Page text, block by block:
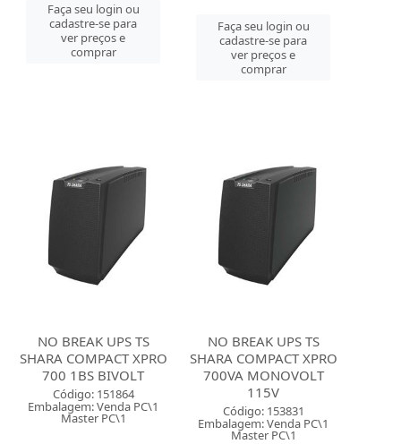
Faça seu login ou
cadastre-se para
ver preços e
comprar
Faça seu login ou
cadastre-se para
ver preços e
comprar
NO BREAK UPS TS
SHARA COMPACT XPRO
700 1BS BIVOLT
Código: 151864
Embalagem: Venda PC\1
Master PC\1
NO BREAK UPS TS
SHARA COMPACT XPRO
700VA MONOVOLT
115V
Código: 153831
Embalagem: Venda PC\1
Master PC\1